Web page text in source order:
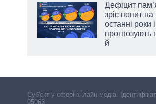
Дефіцит
зріс попит на
останні роки
прогнозують
й
Cуб'єкт у сфері онлайн-медіа.
05063